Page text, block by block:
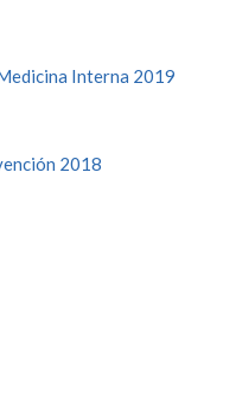
Interna 2019
2018